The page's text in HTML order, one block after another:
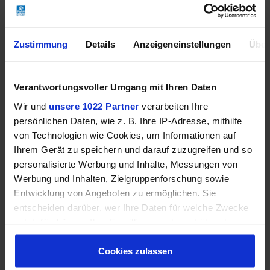
Zustimmung Details Anzeigeneinstellungen
Verantwortungsvoller Umgang mit Ihren Daten
Wir und unsere 1022 Partner verarbeiten Ihre
persönlichen Daten, wie z. B. Ihre IP-Adresse, mithilfe
von Technologien wie Cookies, um Informationen auf
Ihrem Gerät zu speichern und darauf zuzugreifen und so
personalisierte Werbung und Inhalte, Messungen von
Werbung und Inhalten, Zielgruppenforschung sowie
Entwicklung von Angeboten zu ermöglichen. Sie
entscheiden darüber, wer Ihre Daten für welche Zwecke
Cookie-Erklärung oder durch Klicken auf das Privacy
Trigger Symbol ändern oder widerrufen
Cookies zulassen
"Girls get Equal" -
Hip Bag "Plan"